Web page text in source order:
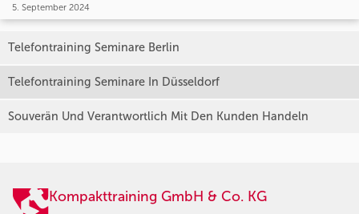
5. September 2024
Telefontraining Seminare Berlin
Telefontraining Seminare In Düsseldorf
Souverän Und Verantwortlich Mit Den Kunden Handeln
Kompakttraining GmbH & Co. KG